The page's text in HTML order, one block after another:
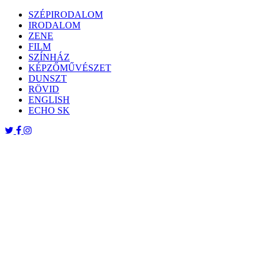
Skip
content
SZÉPIRODALOM
IRODALOM
ZENE
FILM
SZÍNHÁZ
KÉPZŐMŰVÉSZET
DUNSZT
RÖVID
ENGLISH
ECHO SK